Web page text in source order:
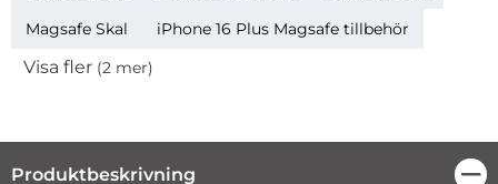
Magsafe Skal
iPhone 16 Plus Magsafe tillbehör
Visa fler (2 mer)
Produktbeskrivning